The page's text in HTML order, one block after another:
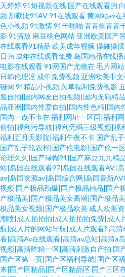
天婷婷91短视频在线 国产在线观看的
频 加勒比91AV91在线观看黄网站av在
色小视频91激情91干啪啪 青青操青青
影91播放 麻豆桃色网站 亚洲欧美国产
在线观看91精品 欧美成年视频操碰操揉
日韩 成年在线观看免费 岛国精品在线播
电影在线观看91网国产尤物在毛片网
日韩伦理淫 成年免费视频 亚洲欧美中
碰网 91精品小视频 久草福利免费视影
脸自拍|国内网友自拍视频|国内无码精
品亚洲|国内性爱自拍|国内性色精|国内
国内一点不卡在福利网址一区同|福利
偷拍|福利污导航|福利无码三级视频|福
福利五月天影院|福利午夜不卡 国产乱
国产乱子轮农村|国产伦电影|国产伦一
论理久久|国产绿帽91|国产麻豆九九精
站|岛国在线观看97|岛国在线观看AV|
av|岛国资源av|岛国综合网|岛国最新
视频 国产极品劲爆|国产极品精品|国产
产极品美|国产极品美女高潮|国产极品
极品美女视频|国产极品欧美 成人欧美
潮喷|成人拍拍拍|成人拍拍拍免费|成人
航|成人片的网站导航|成人片观看? 高清
看|高清Av在线观看|高清av总站|高清a
视频|高清吃精一区|高清刺激自产拍 国
国产区第一页|国产区福利导航|国产区
来|国产区精品|国产区精品区 国产三区